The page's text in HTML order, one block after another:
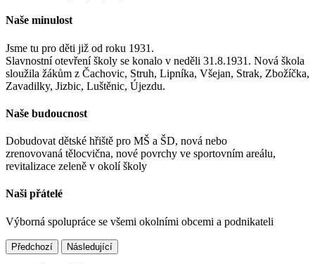
Naše minulost
Jsme tu pro děti již od roku 1931.
Slavnostní otevření školy se konalo v neděli 31.8.1931. Nová škola
sloužila žákům z Čachovic, Struh, Lipníka, Všejan, Strak, Zbožíčka,
Zavadilky, Jizbic, Luštěnic, Újezdu.
Naše budoucnost
Dobudovat dětské hřiště pro MŠ a ŠD, nová nebo
zrenovovaná tělocvična, nové povrchy ve sportovním areálu,
revitalizace zeleně v okolí školy
Naši přátelé
Výborná spolupráce se všemi okolními obcemi a podnikateli
Předchozí Následující